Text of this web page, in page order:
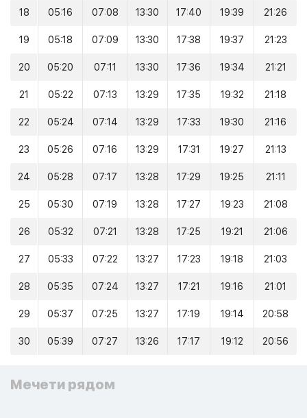
18 05:16 07:08 13:30 17:40 19:39 21:26
19 05:18 07:09 13:30 17:38 19:37 21:23
20 05:20 07:11 13:30 17:36 19:34 21:21
21 05:22 07:13 13:29 17:35 19:32 21:18
22 05:24 07:14 13:29 17:33 19:30 21:16
23 05:26 07:16 13:29 17:31 19:27 21:13
24 05:28 07:17 13:28 17:29 19:25 21:11
25 05:30 07:19 13:28 17:27 19:23 21:08
26 05:32 07:21 13:28 17:25 19:21 21:06
27 05:33 07:22 13:27 17:23 19:18 21:03
28 05:35 07:24 13:27 17:21 19:16 21:01
29 05:37 07:25 13:27 17:19 19:14 20:58
30 05:39 07:27 13:26 17:17 19:12 20:56
Мечети рядом